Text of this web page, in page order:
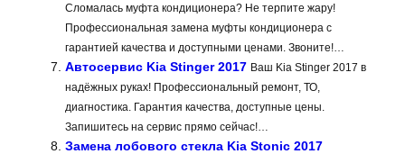
Сломалась муфта кондиционера? Не терпите жару!
Профессиональная замена муфты кондиционера с
гарантией качества и доступными ценами. Звоните!…
Автосервис Kia Stinger 2017 Ваш Kia Stinger 2017 в
надёжных руках! Профессиональный ремонт, ТО,
диагностика. Гарантия качества, доступные цены.
Запишитесь на сервис прямо сейчас!…
Замена лобового стекла Kia Stonic 2017